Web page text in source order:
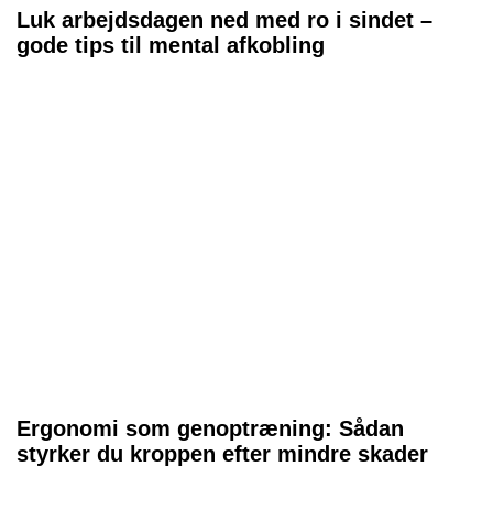
Luk arbejdsdagen ned med ro i sindet –
gode tips til mental afkobling
Ergonomi som genoptræning: Sådan
styrker du kroppen efter mindre skader